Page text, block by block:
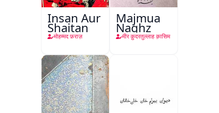
Insan Aur
Shaitan
मोहम्मद फ़राज़
Majmua
Naghz
मीर क़ुदरतुल्लाह क़ासिम